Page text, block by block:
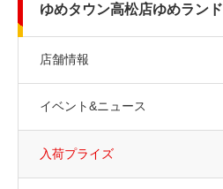
ゆめタウン高松店ゆめランド
店舗情報
イベント&ニュース
入荷プライズ